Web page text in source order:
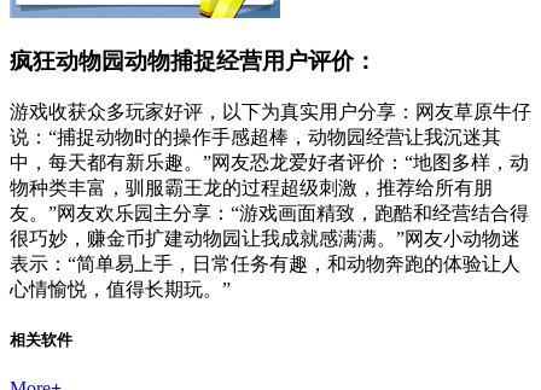
疯狂动物园动物捕捉经营用户评价：
游戏收获众多玩家好评，以下为真实用户分享：网友草原牛仔
说：“捕捉动物时的操作手感超棒，动物园经营让我沉迷其
中，每天都有新乐趣。”网友恐龙爱好者评价：“地图多样，动
物种类丰富，驯服霸王龙的过程超级刺激，推荐给所有朋
友。”网友欢乐园主分享：“游戏画面精致，跑酷和经营结合得
很巧妙，赚金币扩建动物园让我成就感满满。”网友小动物迷
表示：“简单易上手，日常任务有趣，和动物奔跑的体验让人
心情愉悦，值得长期玩。”
相关软件